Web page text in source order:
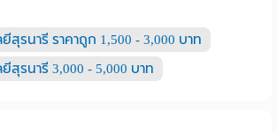
สุรนารี ราคาถูก 1,500 - 3,000 บาท
สุรนารี 3,000 - 5,000 บาท